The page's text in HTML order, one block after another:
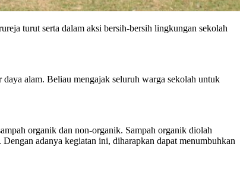
turut serta dalam aksi bersih-bersih lingkungan sekolah
alam. Beliau mengajak seluruh warga sekolah untuk
organik dan non-organik. Sampah organik diolah
adanya kegiatan ini, diharapkan dapat menumbuhkan